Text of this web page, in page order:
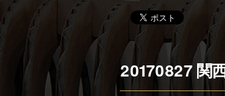
20170827 関